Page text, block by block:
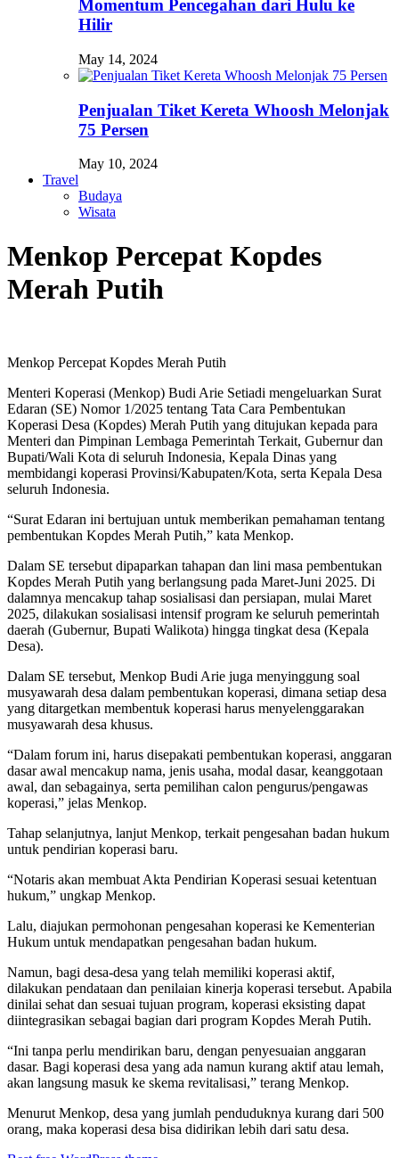
Momentum Pencegahan dari Hulu ke
Hilir
May 14, 2024
Penjualan Tiket Kereta Whoosh Melonjak
75 Persen
May 10, 2024
Travel
Budaya
Wisata
Menkop Percepat Kopdes
Merah Putih
Menkop Percepat Kopdes Merah Putih
Menteri Koperasi (Menkop) Budi Arie Setiadi mengeluarkan Surat
Edaran (SE) Nomor 1/2025 tentang Tata Cara Pembentukan
Koperasi Desa (Kopdes) Merah Putih yang ditujukan kepada para
Menteri dan Pimpinan Lembaga Pemerintah Terkait, Gubernur dan
Bupati/Wali Kota di seluruh Indonesia, Kepala Dinas yang
membidangi koperasi Provinsi/Kabupaten/Kota, serta Kepala Desa
seluruh Indonesia.
“Surat Edaran ini bertujuan untuk memberikan pemahaman tentang
pembentukan Kopdes Merah Putih,” kata Menkop.
Dalam SE tersebut dipaparkan tahapan dan lini masa pembentukan
Kopdes Merah Putih yang berlangsung pada Maret-Juni 2025. Di
dalamnya mencakup tahap sosialisasi dan persiapan, mulai Maret
2025, dilakukan sosialisasi intensif program ke seluruh pemerintah
daerah (Gubernur, Bupati Walikota) hingga tingkat desa (Kepala
Desa).
Dalam SE tersebut, Menkop Budi Arie juga menyinggung soal
musyawarah desa dalam pembentukan koperasi, dimana setiap desa
yang ditargetkan membentuk koperasi harus menyelenggarakan
musyawarah desa khusus.
“Dalam forum ini, harus disepakati pembentukan koperasi, anggaran
dasar awal mencakup nama, jenis usaha, modal dasar, keanggotaan
awal, dan sebagainya, serta pemilihan calon pengurus/pengawas
koperasi,” jelas Menkop.
Tahap selanjutnya, lanjut Menkop, terkait pengesahan badan hukum
untuk pendirian koperasi baru.
“Notaris akan membuat Akta Pendirian Koperasi sesuai ketentuan
hukum,” ungkap Menkop.
Lalu, diajukan permohonan pengesahan koperasi ke Kementerian
Hukum untuk mendapatkan pengesahan badan hukum.
Namun, bagi desa-desa yang telah memiliki koperasi aktif,
dilakukan pendataan dan penilaian kinerja koperasi tersebut. Apabila
dinilai sehat dan sesuai tujuan program, koperasi eksisting dapat
diintegrasikan sebagai bagian dari program Kopdes Merah Putih.
“Ini tanpa perlu mendirikan baru, dengan penyesuaian anggaran
dasar. Bagi koperasi desa yang ada namun kurang aktif atau lemah,
akan langsung masuk ke skema revitalisasi,” terang Menkop.
Menurut Menkop, desa yang jumlah penduduknya kurang dari 500
orang, maka koperasi desa bisa didirikan lebih dari satu desa.